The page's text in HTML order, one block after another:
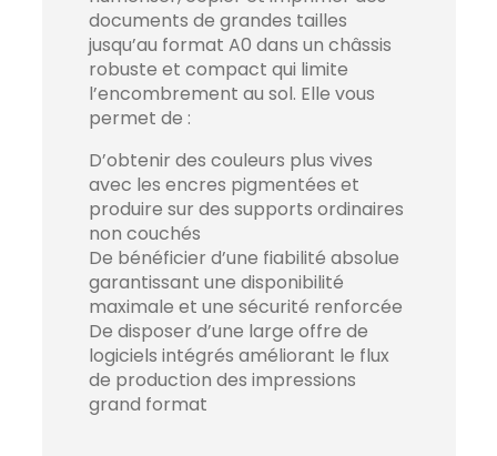
documents de grandes tailles
jusqu’au format A0 dans un châssis
robuste et compact qui limite
l’encombrement au sol. Elle vous
permet de :
D’obtenir des couleurs plus vives
avec les encres pigmentées et
produire sur des supports ordinaires
non couchés
De bénéficier d’une fiabilité absolue
garantissant une disponibilité
maximale et une sécurité renforcée
De disposer d’une large offre de
logiciels intégrés améliorant le flux
de production des impressions
grand format